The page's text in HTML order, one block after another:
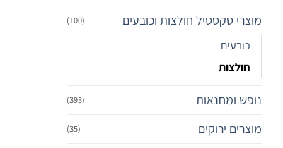
מוצרי טקסטיל חולצות וכובעים (100)
כובעים
חולצות
נופש ומחנאות (393)
מוצרים ירוקים (35)